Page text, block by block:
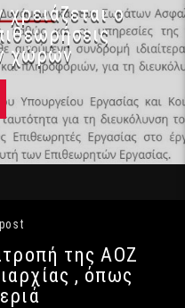
ο
χώρων
της ΑΟΖ
, όπως